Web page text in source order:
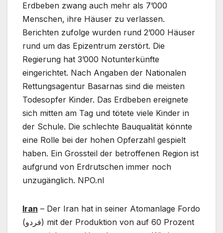
Erdbeben zwang auch mehr als 7’000
Menschen, ihre Häuser zu verlassen.
Berichten zufolge wurden rund 2’000 Häuser
rund um das Epizentrum zerstört. Die
Regierung hat 3’000 Notunterkünfte
eingerichtet. Nach Angaben der Nationalen
Rettungsagentur Basarnas sind die meisten
Todesopfer Kinder. Das Erdbeben ereignete
sich mitten am Tag und tötete viele Kinder in
der Schule. Die schlechte Bauqualität könnte
eine Rolle bei der hohen Opferzahl gespielt
haben. Ein Grossteil der betroffenen Region ist
aufgrund von Erdrutschen immer noch
unzugänglich. NPO.nl
Iran – Der Iran hat in seiner Atomanlage Fordo
(فردو) mit der Produktion von auf 60 Prozent